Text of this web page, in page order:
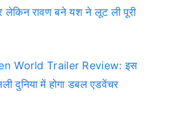
लेकिन रावण बने यश ने लूट ली पूरी
World Trailer Review: इस
दुनिया में होगा डबल एडवेंचर